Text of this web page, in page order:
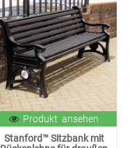
Produkt ansehen
Stanford™ Sitzbank mit